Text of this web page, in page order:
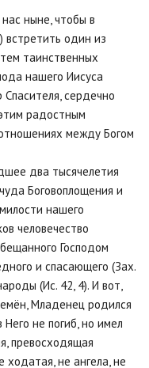
ныне, чтобы в
один из
таинственных
нашего Иисуса
сердечно
радостным
между Богом
два тысячелетия
Боговоплощения и
нашего
человечество
Господом
и спасающего (Зах.
(Ис. 42, 4). И вот,
Младенец родился
не погиб, но имел
превосходящая
ходатая, не ангела, не